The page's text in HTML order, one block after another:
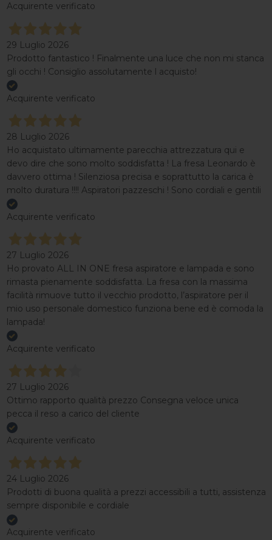
Acquirente verificato
29 Luglio 2026
Prodotto fantastico ! Finalmente una luce che non mi stanca
gli occhi ! Consiglio assolutamente l acquisto!
Acquirente verificato
28 Luglio 2026
Ho acquistato ultimamente parecchia attrezzatura qui e
devo dire che sono molto soddisfatta ! La fresa Leonardo è
davvero ottima ! Silenziosa precisa e soprattutto la carica è
molto duratura !!!! Aspiratori pazzeschi ! Sono cordiali e gentili
Acquirente verificato
27 Luglio 2026
Ho provato ALL IN ONE fresa aspiratore e lampada e sono
rimasta pienamente soddisfatta. La fresa con la massima
facilità rimuove tutto il vecchio prodotto, l’aspiratore per il
mio uso personale domestico funziona bene ed è comoda la
lampada!
Acquirente verificato
27 Luglio 2026
Ottimo rapporto qualità prezzo Consegna veloce unica
pecca il reso a carico del cliente
Acquirente verificato
24 Luglio 2026
Prodotti di buona qualità a prezzi accessibili a tutti, assistenza
sempre disponibile e cordiale
Acquirente verificato